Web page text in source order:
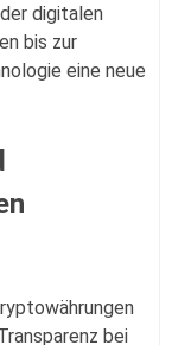
digitalen
bis zur
eine neue
bei